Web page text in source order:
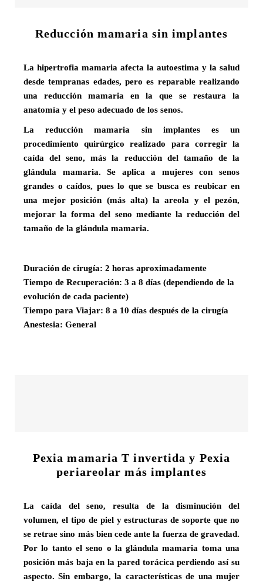
Reducción mamaria sin implantes
La hipertrofia mamaria afecta la autoestima y la salud
desde tempranas edades, pero es reparable realizando
una reducción mamaria en la que se restaura la
anatomía y el peso adecuado de los senos.
La reducción mamaria sin implantes es un
procedimiento quirúrgico realizado para corregir la
caída del seno, más la reducción del tamaño de la
glándula mamaria. Se aplica a mujeres con senos
grandes o caídos, pues lo que se busca es reubicar en
una mejor posición (más alta) la areola y el pezón,
mejorar la forma del seno mediante la reducción del
tamaño de la glándula mamaria.
Duración de cirugía: 2 horas aproximadamente
Tiempo de Recuperación: 3 a 8 días (dependiendo de la
evolución de cada paciente)
Tiempo para Viajar: 8 a 10 días después de la cirugía
Anestesia: General
Pexia mamaria T invertida y Pexia
periareolar más implantes
La caída del seno, resulta de la disminución del
volumen, el tipo de piel y estructuras de soporte que no
se retrae sino más bien cede ante la fuerza de gravedad.
Por lo tanto el seno o la glándula mamaria toma una
posición más baja en la pared torácica perdiendo así su
aspecto. Sin embargo, la características de una mujer